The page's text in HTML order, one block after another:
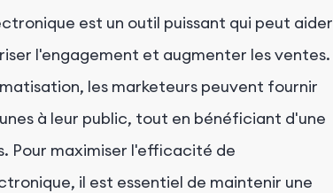
est un outil puissant qui peut aider
l'engagement et augmenter les ventes.
les marketeurs peuvent fournir
à leur public, tout en bénéficiant d'une
Pour maximiser l'efficacité de
il est essentiel de maintenir une